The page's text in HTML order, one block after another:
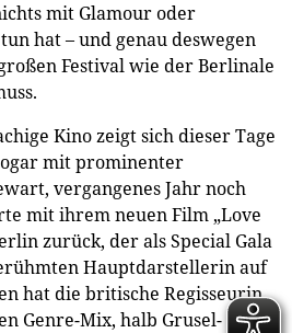
mit Glamour oder
hat – und genau deswegen
Festival wie der Berlinale
Kino zeigt sich dieser Tage
mit prominenter
vergangenes Jahr noch
mit ihrem neuen Film „Love
zurück, der als Special Gala
Hauptdarstellerin auf
hat die britische Regisseurin
Genre-Mix, halb Grusel-